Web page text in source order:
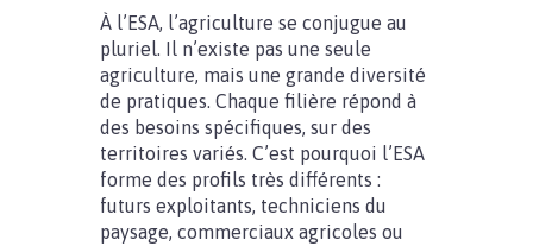
À l’ESA, l’agriculture se conjugue au
pluriel. Il n’existe pas une seule
agriculture, mais une grande diversité
de pratiques. Chaque filière répond à
des besoins spécifiques, sur des
territoires variés. C’est pourquoi l’ESA
forme des profils très différents :
futurs exploitants, techniciens du
paysage, commerciaux agricoles ou